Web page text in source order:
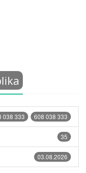
608 038 333
038 333
35
03.08.2026